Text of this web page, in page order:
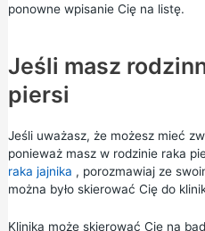
ponowne wpisanie Cię na listę.
Jeśli masz
piersi
Jeśli uważasz, że możesz mieć
ponieważ masz w rodzinie raka
raka jajnika , porozmawiaj ze
można było skierować Cię do
Klinika może skierować Cię na